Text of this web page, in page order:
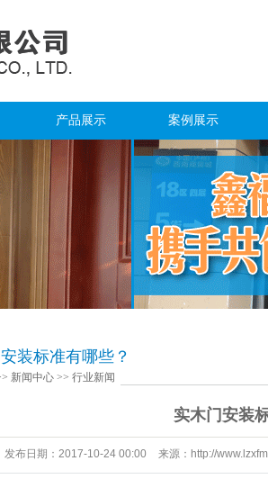
产品展示
室内套装门
防火门
钢木质防火门
防火窗
防火卷帘门
防盗安全门
案例展示
案例展示
环境展示
装标准有哪些？
新闻中心 >> 行业新闻
实木门安装
发布日期： 2017-10-24 00:00 来源： http://